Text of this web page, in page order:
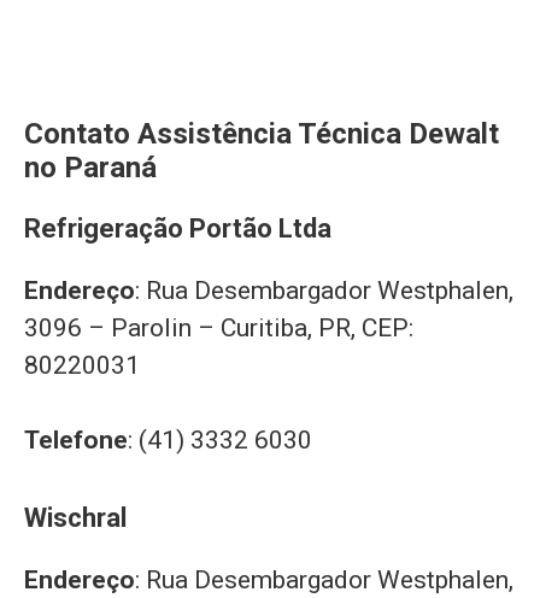
Contato Assistência Técnica Dewalt
no Paraná
Refrigeração Portão Ltda
Endereço: Rua Desembargador Westphalen,
3096 – Parolin – Curitiba, PR, CEP:
80220031
Telefone: (41) 3332 6030
Wischral
Endereço: Rua Desembargador Westphalen,